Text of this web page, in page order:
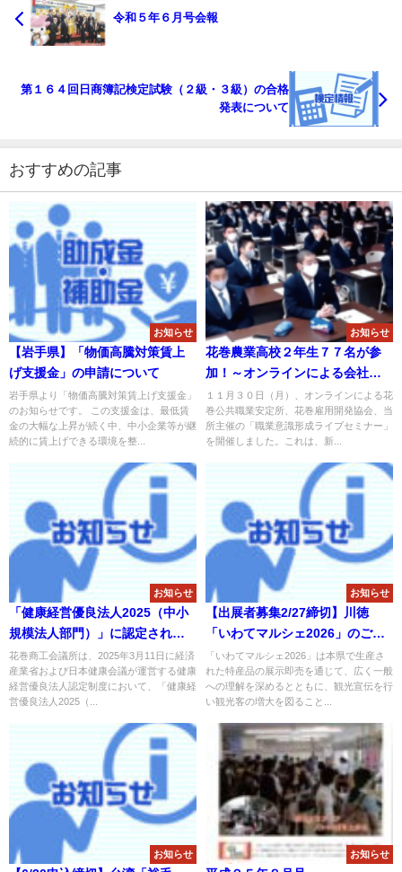
令和５年６月号会報
第１６４回日商簿記検定試験（２級・３級）の合格
発表について
おすすめの記事
お知らせ
【岩手県】「物価高騰対策賃上
げ支援金」の申請について
岩手県より「物価高騰対策賃上げ支援金」
のお知らせです。 この支援金は、最低賃
金の大幅な上昇が続く中、中小企業等が継
続的に賃上げできる環境を整...
お知らせ
花巻農業高校２年生７７名が参
加！～オンラインによる会社説
明・事業所見学会～
１１月３０日（月）、オンラインによる花
巻公共職業安定所、花巻雇用開発協会、当
所主催の「職業意識形成ライブセミナー」
を開催しました。これは、新...
お知らせ
「健康経営優良法人2025（中小
規模法人部門）」に認定されま
した！
花巻商工会議所は、2025年3月11日に経済
産業省および日本健康会議が運営する健康
経営優良法人認定制度において、「健康経
営優良法人2025（...
お知らせ
【出展者募集2/27締切】川徳
「いわてマルシェ2026」のご案
内
「いわてマルシェ2026」は本県で生産さ
れた特産品の展示即売を通じて、広く一般
への理解を深めるとともに、観光宣伝を行
い観光客の増大を図ること...
お知らせ お知らせ